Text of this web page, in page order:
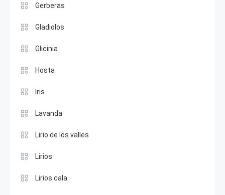
Gerberas
Gladiolos
Glicinia
Hosta
Iris
Lavanda
Lirio de los valles
Lirios
Lirios cala